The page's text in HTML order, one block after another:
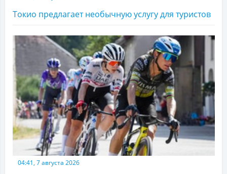
Токио предлагает необычную услугу для туристов
04:41, 7 августа 2026